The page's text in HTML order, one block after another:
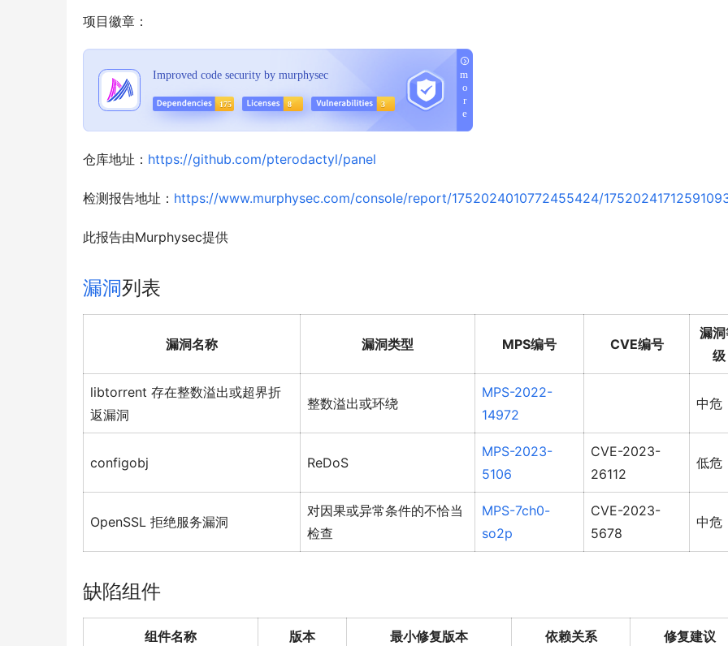
项目徽章：
仓库地址： https://github.com/pterodactyl/panel
检测报告地址： https://www.murphysec.com/console/report/1752024010772455424/
此报告由Murphysec提供
漏洞列表
漏洞名称 漏洞类型 MPS编号 CVE编号
漏
级
libtorrent 存在整数溢出或超界折
返漏洞
整数溢出或环绕
MPS-2022-
14972
中危
configobj ReDoS
MPS-2023-
5106
CVE-2023-
26112
低危
OpenSSL 拒绝服务漏洞
对因果或异常条件的不恰当
检查
MPS-7ch0-
so2p
CVE-2023-
5678
中危
缺陷组件
组件名称 版本 最小修复版本 依赖关系 修复建议